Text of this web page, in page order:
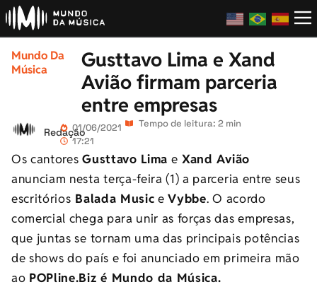
Mundo Da
Música
Gusttavo Lima e Xand
Avião firmam parceria
entre empresas
Redação01/06/2021
17:21
Tempo de leitura: 2 min
Os cantoresGusttavo Lima e Xand Avião
anunciam nesta terça-feira (1) a parceria entre seus
escritórios Balada Music eVybbe. O acordo
comercial chega para unir as forças das empresas,
que juntas se tornam uma das principais potências
de shows do país e foi anunciado em primeira mão
ao POPline.Biz é Mundo da Música.